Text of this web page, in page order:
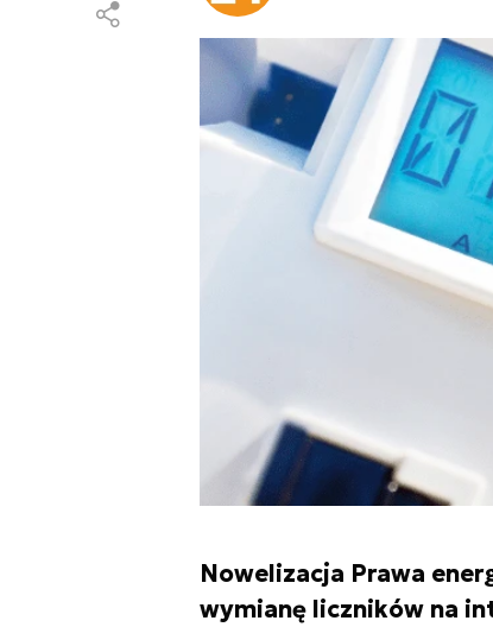
Nowelizacja Prawa
wymianę liczników na